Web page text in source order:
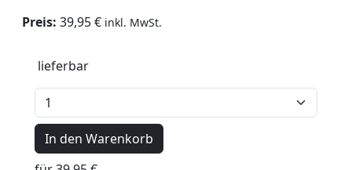
Preis: 39,95 € inkl. MwSt.
lieferbar
In den Warenkorb